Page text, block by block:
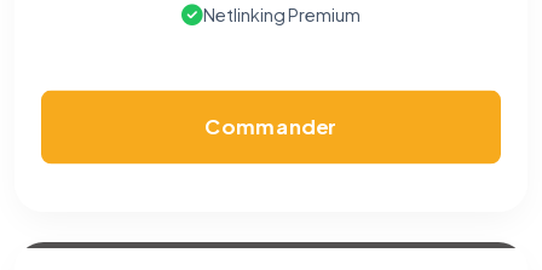
Netlinking Premium
Commander